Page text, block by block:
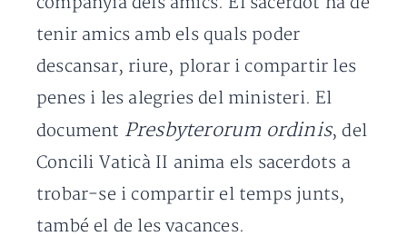
tenir amics amb els quals poder
descansar, riure, plorar i compartir les
penes i les alegries del ministeri. El
document Presbyterorum ordinis, del
Concili Vaticà II anima els sacerdots a
trobar-se i compartir el temps junts,
també el de les vacances.